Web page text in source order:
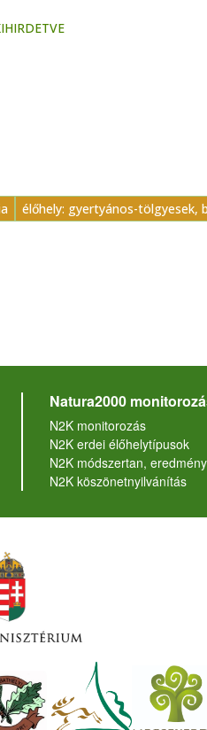
élőhely: gyertyános-tölgyesek,
Natura2000
N2K monitorozás
N2K erdei élőhelytípusok
N2K módszertan,
N2K köszönetnyilvánítás